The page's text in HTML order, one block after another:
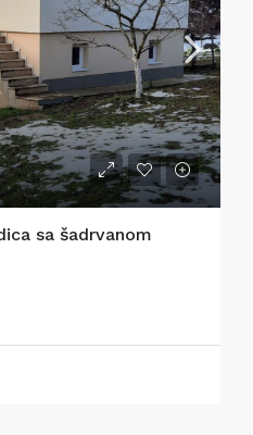
sa šadrvanom